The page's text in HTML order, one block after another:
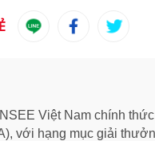
Việt Nam chính
với hạng mục giải